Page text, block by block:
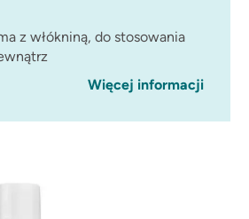
z włókniną, do stosowania
Więcej informacji